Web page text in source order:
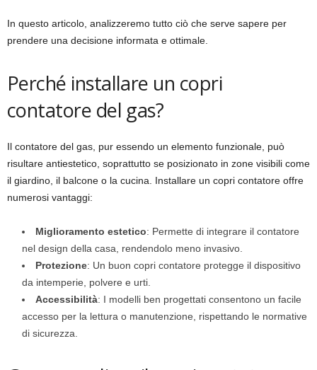
In questo articolo, analizzeremo tutto ciò che serve sapere per
prendere una decisione informata e ottimale.
Perché installare un copri
contatore del gas?
Il contatore del gas, pur essendo un elemento funzionale, può
risultare antiestetico, soprattutto se posizionato in zone visibili come
il giardino, il balcone o la cucina. Installare un copri contatore offre
numerosi vantaggi:
Miglioramento estetico: Permette di integrare il contatore
nel design della casa, rendendolo meno invasivo.
Protezione: Un buon copri contatore protegge il dispositivo
da intemperie, polvere e urti.
Accessibilità: I modelli ben progettati consentono un facile
accesso per la lettura o manutenzione, rispettando le normative
di sicurezza.